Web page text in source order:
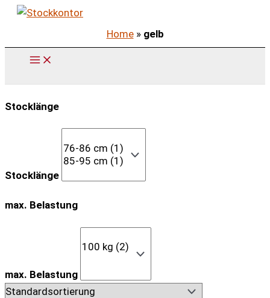
Zum
springen
Home» gelb
Stocklänge
Stocklänge
max. Belastung
max. Belastung